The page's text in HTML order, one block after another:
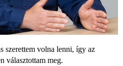
szerettem volna lenni, így az
választottam meg.